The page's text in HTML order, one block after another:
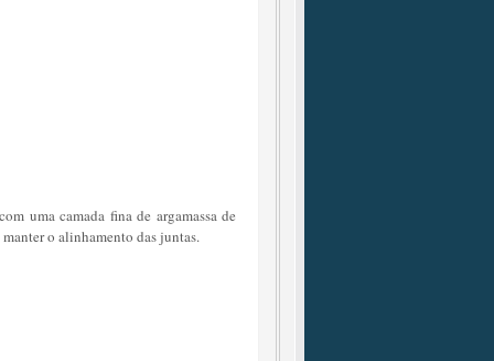
uma camada fina de argamassa de
o alinhamento das juntas.